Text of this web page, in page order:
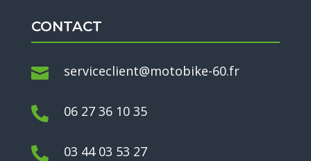
CONTACT
 serviceclient@motobike-60.fr
 06 27 36 10 35
 03 44 03 53 27